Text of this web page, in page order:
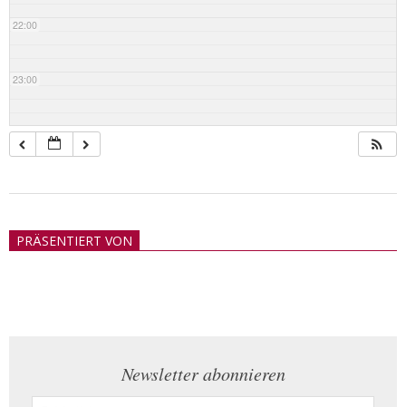
22:00
23:00
21PRÄSENTIERT VON
Newsletter abonnieren